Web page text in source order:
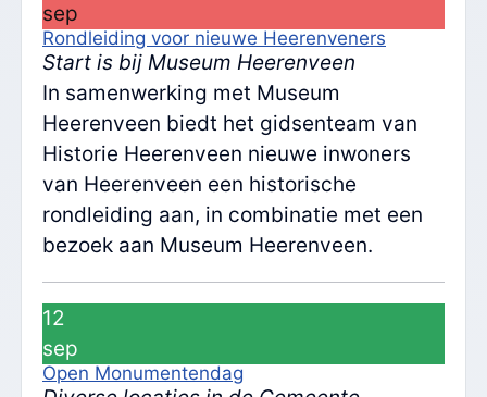
sep
Rondleiding voor nieuwe Heerenveners
Start is bij Museum Heerenveen
In samenwerking met Museum
Heerenveen biedt het gidsenteam van
Historie Heerenveen nieuwe inwoners
van Heerenveen een historische
rondleiding aan, in combinatie met een
bezoek aan Museum Heerenveen.
12
sep
Open Monumentendag